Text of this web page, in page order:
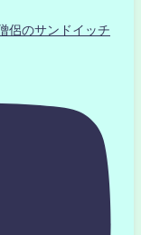
侶のサンドイッチ